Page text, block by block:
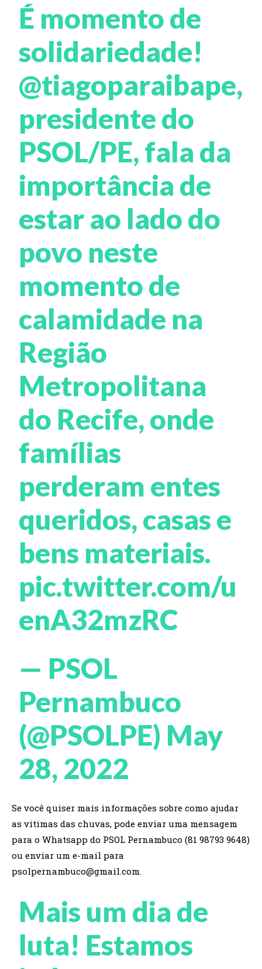
É momento de
solidariedade!
@tiagoparaibape,
presidente do
PSOL/PE, fala da
importância de
estar ao lado do
povo neste
momento de
calamidade na
Região
Metropolitana
do Recife, onde
famílias
perderam entes
queridos, casas e
bens materiais.
pic.twitter.com/u
enA32mzRC
— PSOL
Pernambuco
(@PSOLPE) May
28, 2022
Se você quiser mais informações sobre como ajudar
as vítimas das chuvas, pode enviar uma mensagem
para o Whatsapp do PSOL Pernambuco (81 98793 9648)
ou enviar um e-mail para
psolpernambuco@gmail.com.
Mais um dia de
luta! Estamos